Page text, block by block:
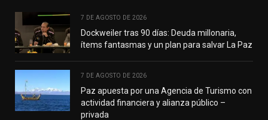
7 DE AGOSTO DE 2026
Dockweiler tras 90 días: Deuda millonaria,
ítems fantasmas y un plan para salvar La Paz
7 DE AGOSTO DE 2026
Paz apuesta por una Agencia de Turismo con
actividad financiera y alianza público –
privada